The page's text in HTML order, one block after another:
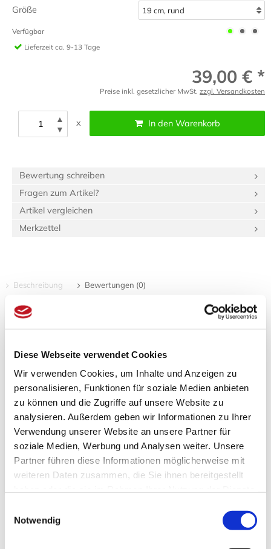
Diese Webseite verwendet Cookies
Wir verwenden Cookies, um Inhalte und Anzeigen zu
personalisieren, Funktionen für soziale Medien anbieten
zu können und die Zugriffe auf unsere Website zu
analysieren. Außerdem geben wir Informationen zu Ihrer
Verwendung unserer Website an unsere Partner für
soziale Medien, Werbung und Analysen weiter. Unsere
Partner führen diese Informationen möglicherweise mit
weiteren Daten zusammen, die Sie ihnen bereitgestellt
Notwendig
Größe
Verfügbar
Lieferzeit ca. 9-13 Tage
39,00 € *
Preise inkl. gesetzlicher MwSt. zzgl. Versandkosten
▲
▼
x In den Warenkorb
Bewertung schreiben
Fragen zum Artikel?
Artikel vergleichen
Merkzettel
Beschreibung Bewertungen (0)
Produktinformationen "Konro Grill Netz"
Länge:
19 cm
Breite:
19 cm
1 cm
Versand­gewicht:
500 g
Verpackungs­volumen:
3,46 dm³
Ein Netz für den Konro Grill.